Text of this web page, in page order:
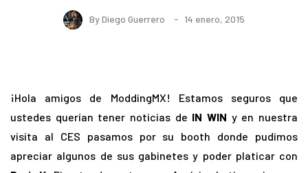
ByDiego Guerrero 14 enero, 2015
¡Hola amigos de ModdingMX! Estamos seguros que
ustedes querían tener noticias de IN WIN y en nuestra
visita al CES pasamos por su booth donde pudimos
apreciar algunos de sus gabinetes y poder platicar con